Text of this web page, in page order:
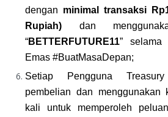
dengan minimal transaksi
Rupiah) dan
“BETTERFUTURE11”
selama
Emas #BuatMasaDepan;
Setiap Pengguna
pembelian dan menggunakan
kali untuk memperoleh